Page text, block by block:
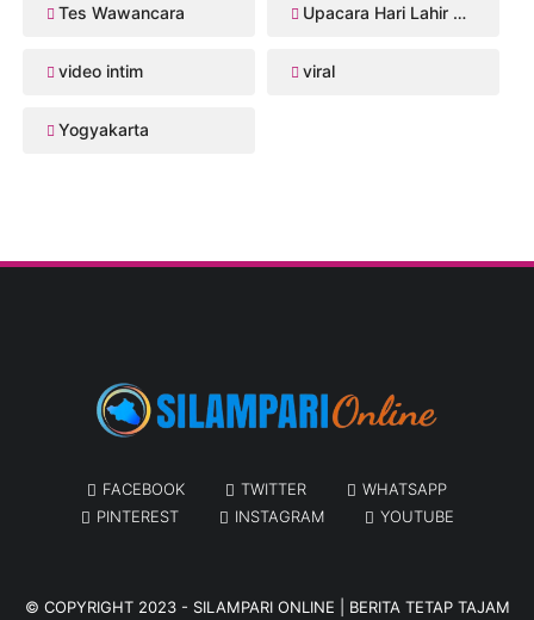
Tes Wawancara Upacara Hari Lahir Pancasila
video intim viral
Yogyakarta
FACEBOOK TWITTER
WHATSAPP
PINTEREST
INSTAGRAM YOUTUBE
© COPYRIGHT 2023 - SILAMPARI ONLINE | BERITA TETAP TAJAM